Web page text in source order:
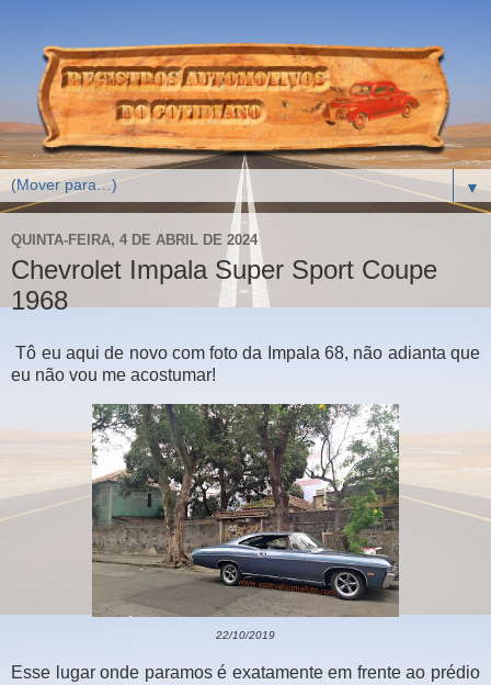
▼
QUINTA-FEIRA, 4 DE ABRIL DE 2024
Chevrolet Impala Super Sport Coupe
1968
Tô eu aqui de novo com foto da Impala 68, não adianta que
eu não vou me acostumar!
22/10/2019
Esse lugar onde paramos é exatamente em frente ao prédio